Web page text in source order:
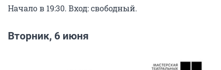
Начало в 19:30. Вход: свободный.
Вторник, 6 июня